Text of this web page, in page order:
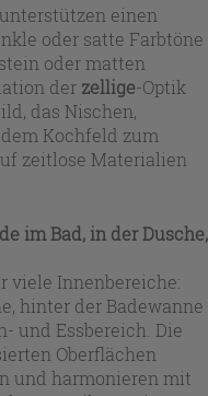
einen
oder satte Farbtöne
oder matten
der zellige-Optik
das Nischen,
Kochfeld zum
zeitlose Materialien
im Bad, in der Dusche,
viele Innenbereiche:
hinter der Badewanne
und Essbereich. Die
Oberflächen
und harmonieren mit